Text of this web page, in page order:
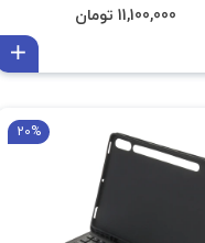
11,100,000 تومان
فروش ویژه
20%